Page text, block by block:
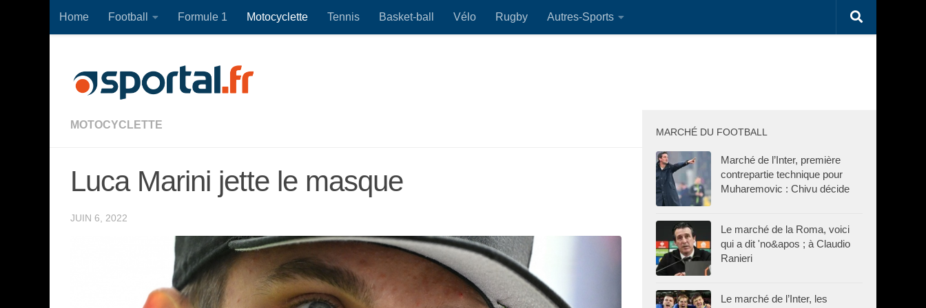
Skip to content
Home Football Formule 1 Motocyclette Tennis Basket-ball Vélo Rugby Autres-Sports
MOTOCYCLETTE
Luca Marini jette le masque
JUIN 6, 2022
MARCHÉ DU FOOTBALL
Marché de l’Inter, première
contrepartie technique pour
Muharemovic : Chivu décide
Le marché de la Roma, voici
qui a dit 'no&apos ; à Claudio
Ranieri
Le marché de l’Inter, les